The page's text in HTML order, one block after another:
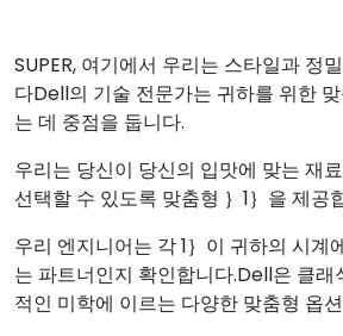
SUPER, 여기에서 우리는 스타일과 정
다Dell의 기술 전문가는 귀하를 위한
는 데 중점을 둡니다.
우리는 당신이 당신의 입맛에 맞는 재
선택할 수 있도록 맞춤형 ｝1｝을 제공
우리 엔지니어는 각 1｝이 귀하의 시계
는 파트너인지 확인합니다.Dell은 클래
적인 미학에 이르는 다양한 맞춤형 옵